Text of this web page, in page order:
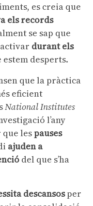
es creia que
els records
se sap que
durant els
desperts.
que la pràctica
eficient
National Institutes
l’any
que lespauses
ajuden a
del que s’ha
descansosper